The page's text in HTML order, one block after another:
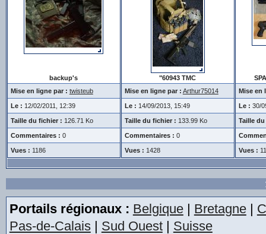
backup's
Mise en ligne par : twisteub
Le : 12/02/2011, 12:39
Taille du fichier : 126.71 Ko
Commentaires : 0
Vues : 1186
"60943 TMC
Mise en ligne par : Arthur75014
Le : 14/09/2013, 15:49
Taille du fichier : 133.99 Ko
Commentaires : 0
Vues : 1428
Mise en
Le : 30/
Taille
Vues :
Portails régionaux : Belgique| Bretagne|
Pas-de-Calais| Sud Ouest| Suisse